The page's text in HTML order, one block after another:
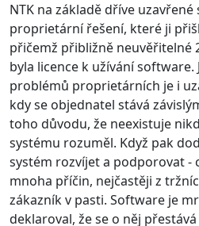
NTK na základě dříve uzavřené
proprietární řešení, které ji
přičemž přibližně neuvěřitelné
byla licence k užívání software.
problémů proprietárních je i
kdy se objednatel stává
toho důvodu, že neexistuje
systému rozuměl. Když pak
systém rozvíjet a podporovat -
mnoha příčin, nejčastěji z
zákazník v pasti. Software je
deklaroval, že se o něj